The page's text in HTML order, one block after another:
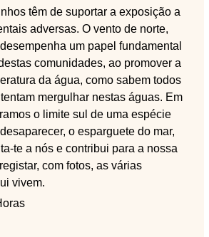
têm de suportar a exposição a
adversas. O vento de norte,
um papel fundamental
comunidades, ao promover a
da água, como sabem todos
mergulhar nestas águas. Em
o limite sul de uma espécie
o esparguete do mar,
te a nós e contribui para a nossa
com fotos, as várias
vivem.